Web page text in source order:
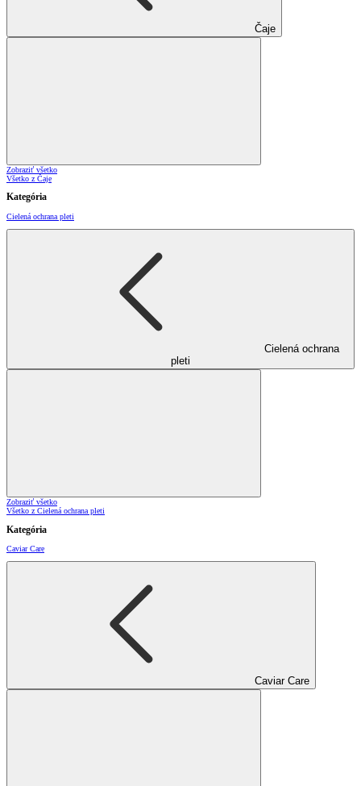
Čaje
Zobraziť všetko
Všetko z Čaje
Kategória
Cielená ochrana pleti
Cielená ochrana
pleti
Zobraziť všetko
Všetko z Cielená ochrana pleti
Kategória
Caviar Care
Caviar Care